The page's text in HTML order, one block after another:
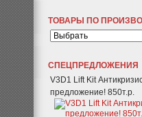
ТОВАРЫ ПО
СПЕЦПРЕДЛОЖЕНИЯ
V3D1 Lift Kit
предложение! 850т.р.